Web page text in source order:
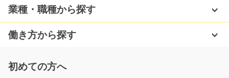
場所までリフトで運…
長期（3ヶ月以上）
時給1250円～1563円
愛知県名古屋市南区
業種・職種から探す
働き方から探す
初めての方へ